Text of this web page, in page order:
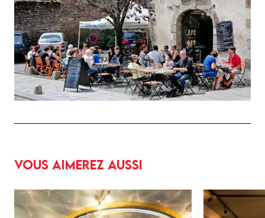
Vous aimerez aussi